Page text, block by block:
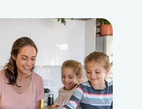
Loading...